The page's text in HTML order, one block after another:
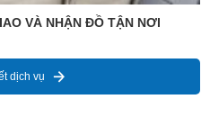
VÀ NHẬN ĐỒ TẬN NƠI
dịch vụ